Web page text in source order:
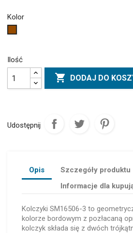
Kolor
Ilość
 DODAJ DO
Udostępnij
Opis Szczegóły produktu
Informacje dla
Kolczyki SM16506-3 to
kolorze bordowym z pozłacaną
kolczyk składa się z dwóch